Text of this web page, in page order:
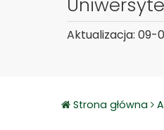
Aktualizacja: 09-
Strona główna